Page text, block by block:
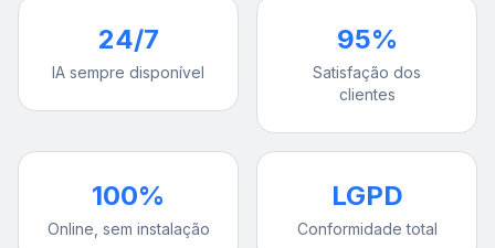
24/7
IA sempre disponível
95%
Satisfação dos
clientes
100%
Online, sem instalação
LGPD
Conformidade total